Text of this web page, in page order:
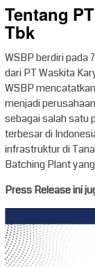
Tentang
Tbk
WSBP berdiri pada
dari PT Waskita
WSBP
menjadi
sebagai salah satu
terbesar di
infrastruktur di
Batching Plant
Press Release ini